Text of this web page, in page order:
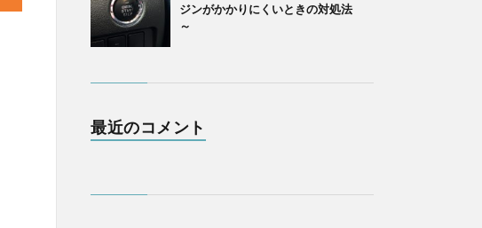
ジンがかかりにくいときの対処法
～
最近のコメント